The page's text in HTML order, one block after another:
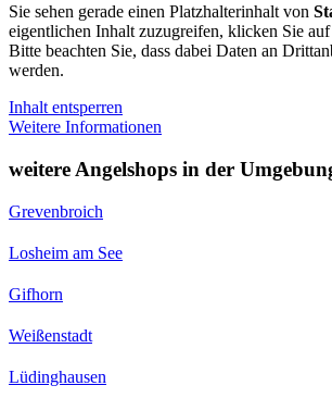
Sie sehen gerade einen Platzhalterinhalt von
eigentlichen Inhalt zuzugreifen, klicken Sie
Bitte beachten Sie, dass dabei Daten an
werden.
Inhalt entsperren
Weitere Informationen
weitere Angelshops in der
Grevenbroich
Losheim am See
Gifhorn
Weißenstadt
Lüdinghausen